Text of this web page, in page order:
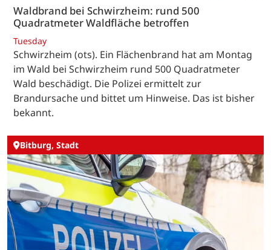
Waldbrand bei Schwirzheim: rund 500
Quadratmeter Waldfläche betroffen
Tuesday
Schwirzheim (ots). Ein Flächenbrand hat am Montag
im Wald bei Schwirzheim rund 500 Quadratmeter
Wald beschädigt. Die Polizei ermittelt zur
Brandursache und bittet um Hinweise. Das ist bisher
bekannt.
Bitburg, Stadt